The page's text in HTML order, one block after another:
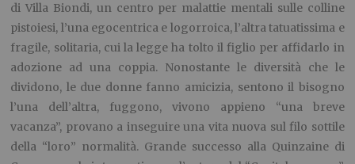
di Villa Biondi, un centro per malattie mentali sulle colline
pistoiesi, l’una egocentrica e logorroica, l’altra tatuatissima e
fragile, solitaria, cui la legge ha tolto il figlio per affidarlo in
adozione ad una coppia. Nonostante le diversità che le
dividono, le due donne fanno amicizia, sentono il bisogno
l’una dell’altra, fuggono, vivono appieno “una breve
vacanza”, provano a inseguire una vita nuova sul filo sottile
della “loro” normalità. Grande successo alla Quinzaine di